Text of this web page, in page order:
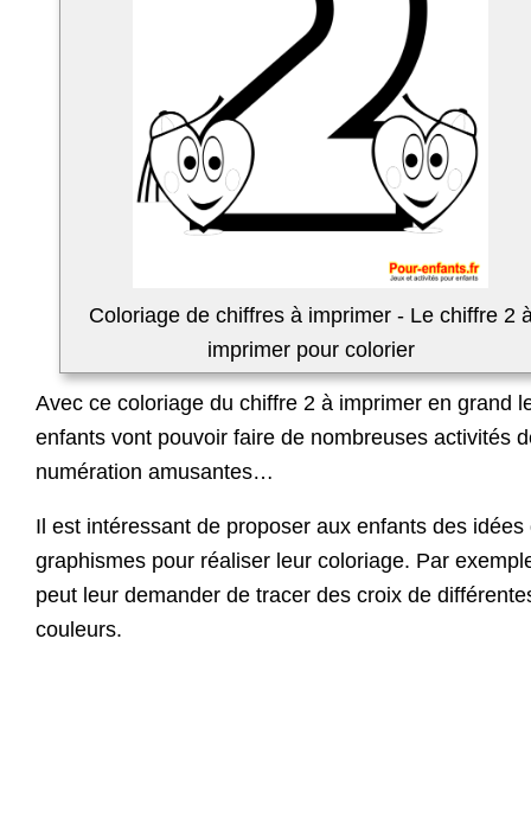
Coloriage de chiffres à imprimer - Le chiffre 2
imprimer pour colorier
Avec ce coloriage du chiffre 2 à imprimer en grand
enfants vont pouvoir faire de nombreuses activités
numération amusantes…
Il est intéressant de proposer aux enfants des idées
graphismes pour réaliser leur coloriage. Par
peut leur demander de tracer des croix de
couleurs.